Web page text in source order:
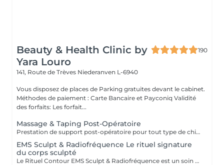
Beauty & Health Clinic by
Yara Louro
190
141, Route de Trèves Niederanven L-6940
Vous disposez de places de Parking gratuites devant le cabinet.
Méthodes de paiement : Carte Bancaire et Payconiq Validité
des forfaits: Les forfait...
Massage & Taping Post-Opératoire
Prestation de support post-opératoire pour tout type de chirurgie plastique. La prestation inclut le drainage lymphatique spécifique au post-opératoire immédiatement après la chirurgie, ainsi que l'application de bandes de taping si/quand nécessaire.
EMS Sculpt & Radiofréquence Le rituel signature
du corps sculpté
Le Rituel Contour EMS Sculpt & Radiofréquence est un soin non invasif haut de gamme qui redéfinit la silhouette en associant tonification musculaire profonde et raffermissement cutané. Grâce à la synergie de l'EMS et de la radiofréquence, il agit simultanément sur les muscles, les graisses localisées et la qualité de la peau pour un résultat visible et harmonieux. Résultats visibles Silhouette sculptée et tonifiée grâce aux contractions musculaires intenses de l'EMS Peau plus ferme et lissée par la stimulation du collagène via la radiofréquence Équivalent à 20 000 abdominaux en 30 minutes Réduction des graisses localisées et amélioration de l'aspect de la cellulite Contours du corps redessinés avec une meilleure définition musculaire Une expérience premium Le soin débute par un massage préparatoire, suivi d'un protocole technologique combinant chaleur ciblée et stimulation musculaire profonde. Une expérience confortable, efficace et résolument moderne. Zones ciblées: Abdomen · Fesses · Cuisses · Bras · Mollets